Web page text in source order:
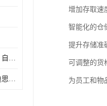
泰安摩登纳货柜搬迁移机 自动立体仓储货柜回收
上海摩登纳货柜回收 卡迪思货柜回收
增加存取速
智能化的仓
提升存储准
可调整的货
为员工和物